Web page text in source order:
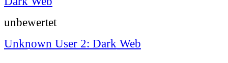
unbewertet
Unknown User 2: Dark Web
Userbewertung:58% (16 Stimmen) |